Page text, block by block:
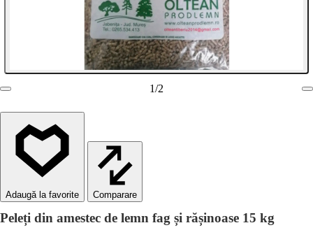
1/2
Comparare
Peleți din amestec de lemn fag și rășinoase 15 kg